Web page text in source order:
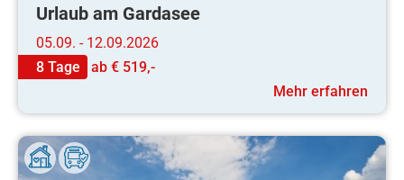
Urlaub am Gardasee
05.09. - 12.09.2026
8 Tage
ab € 519,-
Mehr erfahren